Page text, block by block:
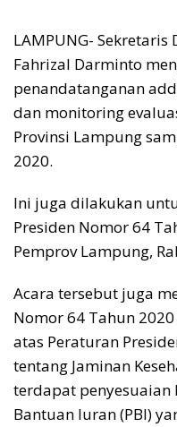
LAMPUNG-
Fahrizal Darminto
penandatanganan
dan monitoring
Provinsi Lampung
2020.
Ini juga dilakukan
Presiden Nomor 64
Pemprov Lampung,
Acara tersebut juga
Nomor 64 Tahun
atas Peraturan
tentang Jaminan
terdapat penyesuaian
Bantuan Iuran (PBI)